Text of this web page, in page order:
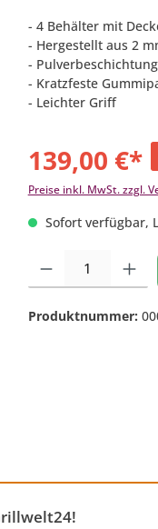
- 4 Behälter mit
- Hergestellt aus 2
- Pulverbeschichtung
- Kratzfeste
- Leichter Griff
139,00 €*
Preise inkl. MwSt. zzgl.
Sofort verfügbar,
Produkt Anzahl: Gib
Produktnummer: